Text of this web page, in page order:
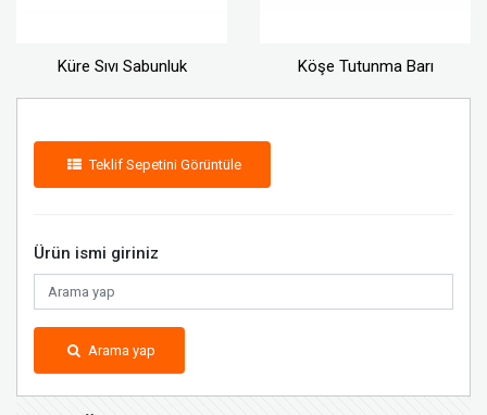
Küre Sıvı Sabunluk Köşe Tutunma Barı
Teklif Sepetini Görüntüle
Ürün ismi giriniz
Arama yap